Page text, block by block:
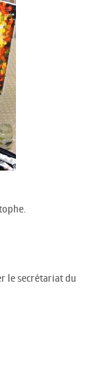
le secrétariat du